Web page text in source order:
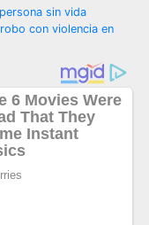
sin vida
con violencia en